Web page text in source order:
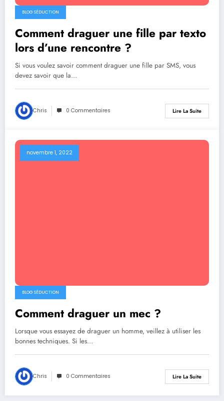
BLOG SÉDUCTION
Comment draguer une fille par texto
lors d’une rencontre ?
Si vous voulez savoir comment draguer une fille par SMS, vous
devez savoir que la…
Chris 0 Commentaires Lire La Suite
novembre 1, 2022
BLOG SÉDUCTION
Comment draguer un mec ?
Lorsque vous essayez de draguer un homme, veillez à utiliser les
bonnes techniques. Si les…
Chris 0 Commentaires Lire La Suite